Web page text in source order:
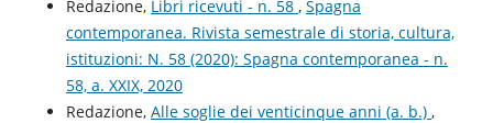
Redazione, Libri ricevuti - n. 58 , Spagna
contemporanea. Rivista semestrale di storia, cultura,
istituzioni: N. 58 (2020): Spagna contemporanea - n.
58, a. XXIX, 2020
Redazione, Alle soglie dei venticinque anni (a. b.) ,